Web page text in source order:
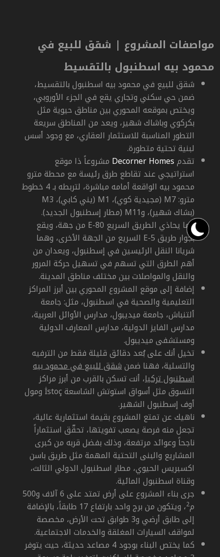
مواصفات المشروع | شقق للبيع في
محمود بيه اسطنبول بالتقسيط
شقق للبيع في محمود بيه اسطنبول بالتقسيط،
ضمن حي سكني وتجاري يقع في الجزء الأوروبي،
ويختص بموقعه المحوري بين مناطق حيوية مثل
بكركوي وباشاك شهير، ويعد من المناطق سريعة
التطور المناسبة للاستثمار العقاري، مع وجود أسس
لبنية تحتية متطورة.
تقدمDecorner Homes مشروعاً ذا موقع
استراتيجي عند تقاطع طرق رئيسة مع محطة مترو
محمود بيه الواقعة أمامه مباشرة، لتربطه بـ 4 خطوط
مترو:M7 (مجيدية كوي)، M1 (يني كابي)، M3
(بشاك شهير)، وM11 (مطار إسطنبول الجديد).
كما يحاذي الطريق السريع E-80 من جهة، ويقع
بجوار طريقE-5 السريع من الجهة الأخرى، وهما
شريانا النقل الرئيسين في إسطنبول، ويعدان من
أهم الطرق التي تسهم في تسهيل حركة المرور
والنقل والمواصلات بين مختلف مناطق المدينة.
إضافة إلى موقع المشروع المحوري بين أبرز المراكز
التعليمية والصحية في اسطنبول، مثل: جامعة
ألتنباش، جامعة ميديبول، مدارس الأوائل العربية،
مدارس الفايز الدولية، مدارس المعارف الدولية
ومستشفى ميديبول.
تخيل أنك على بُعد دقائق قليلة فقط من الترفيه
والتسلية، فهنا ضمنشقق للبيع في محمود بيه
اسطنبول تركيا، أنت تسكن بالقرب من أبرز مراكز
التسوق مثل أسواق استوتش الشاسعةİstoçومول
أوف إسطنبول الشهير.
ناهيك عن تمتع المشروع بقيمة استثمارية عالية،
تجعل منه فرصة يصعب تفويتها، تحقّق استثماراً
ناجحاً وعوائد مرتفعة، وذلك بفضل قربه من كبرى
المشاريع والبنى التحتية المهمة مثل طريق باسن
اكسبريس الحيوي، مطار اسطنبول الدولي الثالث،
وقناة اسطنبول المائية.
جرى بناء المشروع على أرض تمتد على 6 آلاف و500
م2
، ويتكون من برج واحد بارتفاع 17 طابقاً، بالإضافة
إلى طابق أرضي و3 طوابق تحت الأرض، مخصصة
لمواقف السيارات المغلقة والخدمات الاجتماعية.
كما يختص البناء بوجود 4 مصاعد حديثة، حيث يتوفر